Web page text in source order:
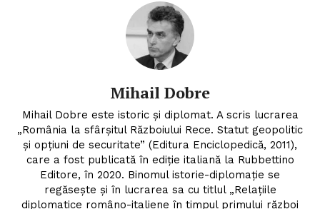
Un proiect
FREEDOM HOUSE ROMÂNIA
Mihail Dobre
Mihail Dobre este istoric și diplomat. A scris lucrarea
„România la sfârşitul Războiului Rece. Statut geopolitic
şi opţiuni de securitate” (Editura Enciclopedică, 2011),
care a fost publicată în ediție italiană la Rubbettino
Editore, în 2020. Binomul istorie-diplomație se
regăsește și în lucrarea sa cu titlul „Relațiile
diplomatice româno-italiene în timpul primului război